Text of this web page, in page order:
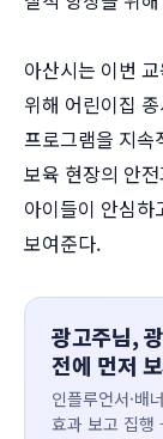
아산시는 이번
위해 어린이집
프로그램을 지속
보육 현장의 안
아이들이 안심하
보여준다.
광고주님,
전에 먼저
인플루언서·배
효과 보고 집행